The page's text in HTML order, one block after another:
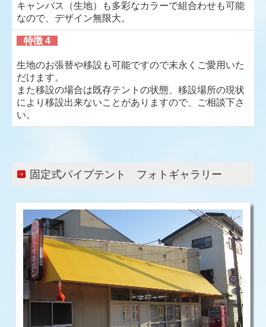
オンライン工場見学
キャンバス（生地）も多彩なカラーで組合わせも可能
なので、デザイン無限大。
特徴 4
生地のお張替や移設も可能ですので末永くご愛用いた
だけます。
また移設の場合は既存テントの状態、移設場所の現状
により移設出来ないことがありますので、ご相談下さ
い。
固定式パイプテント フォトギャラリー